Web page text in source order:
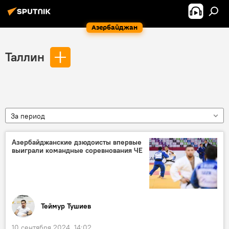
Азербайджан
Таллин
За период
Азербайджанские дзюдоисты впервые
выиграли командные соревнования ЧЕ
Теймур Тушиев